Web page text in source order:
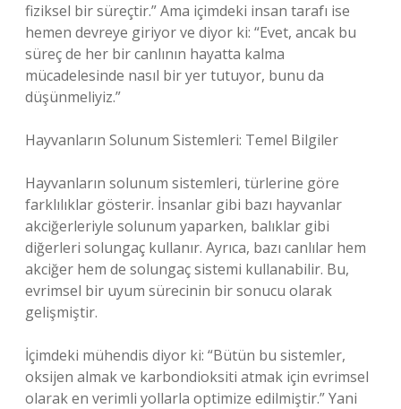
fiziksel bir süreçtir.” Ama içimdeki insan tarafı ise
hemen devreye giriyor ve diyor ki: “Evet, ancak bu
süreç de her bir canlının hayatta kalma
mücadelesinde nasıl bir yer tutuyor, bunu da
düşünmeliyiz.”
Hayvanların Solunum Sistemleri: Temel Bilgiler
Hayvanların solunum sistemleri, türlerine göre
farklılıklar gösterir. İnsanlar gibi bazı hayvanlar
akciğerleriyle solunum yaparken, balıklar gibi
diğerleri solungaç kullanır. Ayrıca, bazı canlılar hem
akciğer hem de solungaç sistemi kullanabilir. Bu,
evrimsel bir uyum sürecinin bir sonucu olarak
gelişmiştir.
İçimdeki mühendis diyor ki: “Bütün bu sistemler,
oksijen almak ve karbondioksiti atmak için evrimsel
olarak en verimli yollarla optimize edilmiştir.” Yani